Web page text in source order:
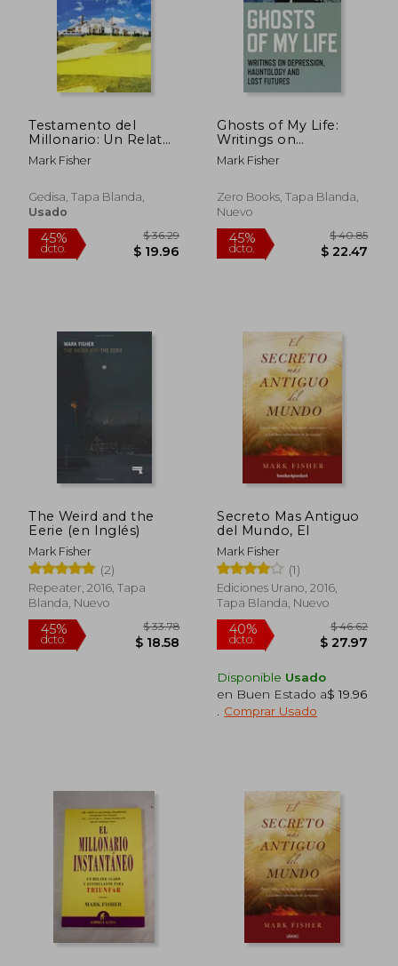
dcto. dcto. $
Testamento del
Millonario: Un Relato
Sobre el Arte Triunfar
y Ser Feliz
Mark Fisher
Gedisa, Tapa Blanda,
Usado
45%
dcto. $ 19.96
Ghosts of My Life:
Writings on
Depression,
Hauntology and Lost
Mark Fisher
Zero Books, Tapa Blanda,
Nuevo
45%
dcto. $
The Weird and the
Eerie (en Inglés)
Mark Fisher
(2)
Repeater, 2016, Tapa
Blanda, Nuevo
Secreto Mas Antiguo
del Mundo, El
Mark Fisher
(1)
Ediciones Urano, 2016,
Tapa Blanda, Nuevo
Disponible Usado
en Buen Estado a$ 19.96
Comprar Usado